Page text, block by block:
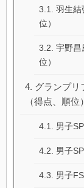
羽生結
位）
宇野昌
位）
グランプリ
（得点、順位）
男子
男子
男子